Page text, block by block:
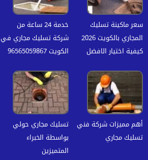
سعر ماكينة تسليك
المجاري بالكويت 2026
كيفية اختيار الافضل
خدمة 24 ساعة من
شركة تسليك مجاري في
الكويت 96565059867
أهم مميزات شركة فني
تسليك مجاري
تسليك مجاري حولي
بواسطة الخبراء
المتميزين